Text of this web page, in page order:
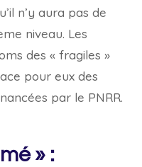
n’y aura pas de
niveau. Les
des « fragiles »
pour eux des
par le PNRR.
» :